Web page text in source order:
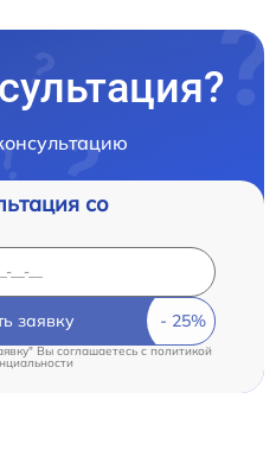
со
заявку
Вы соглашаетесь cполитикой